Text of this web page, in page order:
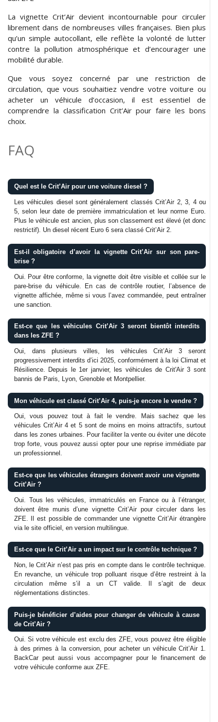
La vignette Crit’Air devient incontournable pour circuler
librement dans de nombreuses villes françaises. Bien plus
qu’un simple autocollant, elle reflète la volonté de lutter
contre la pollution atmosphérique et d’encourager une
mobilité durable.
Que vous soyez concerné par une restriction de
circulation, que vous souhaitiez vendre votre voiture ou
acheter un véhicule d’occasion, il est essentiel de
comprendre la classification Crit’Air pour faire les bons
choix.
FAQ
Quel est le Crit’Air pour une voiture diesel ?
Les véhicules diesel sont généralement classés Crit’Air 2, 3, 4 ou
5, selon leur date de première immatriculation et leur norme Euro.
Plus le véhicule est ancien, plus son classement est élevé (et donc
restrictif). Un diesel récent Euro 6 sera classé Crit’Air 2.
Est-il obligatoire d’avoir la vignette Crit’Air sur son pare-
brise ?
Oui. Pour être conforme, la vignette doit être visible et collée sur le
pare-brise du véhicule. En cas de contrôle routier, l’absence de
vignette affichée, même si vous l’avez commandée, peut entraîner
une sanction.
Est-ce que les véhicules Crit’Air 3 seront bientôt interdits
dans les ZFE ?
Oui, dans plusieurs villes, les véhicules Crit’Air 3 seront
progressivement interdits d’ici 2025, conformément à la loi Climat et
Résilience. Depuis le 1er janvier, les véhicules de Crit'Air 3 sont
bannis de Paris, Lyon, Grenoble et Montpellier.
Mon véhicule est classé Crit’Air 4, puis-je encore le vendre ?
Oui, vous pouvez tout à fait le vendre. Mais sachez que les
véhicules Crit’Air 4 et 5 sont de moins en moins attractifs, surtout
dans les zones urbaines. Pour faciliter la vente ou éviter une décote
trop forte, vous pouvez aussi opter pour une reprise immédiate par
un professionnel.
Est-ce que les véhicules étrangers doivent avoir une vignette
Crit’Air ?
Oui. Tous les véhicules, immatriculés en France ou à l’étranger,
doivent être munis d’une vignette Crit’Air pour circuler dans les
ZFE. Il est possible de commander une vignette Crit’Air étrangère
via le site officiel, en version multilingue.
Est-ce que le Crit’Air a un impact sur le contrôle technique ?
Non, le Crit’Air n’est pas pris en compte dans le contrôle technique.
En revanche, un véhicule trop polluant risque d’être restreint à la
circulation même s’il a un CT valide. Il s’agit de deux
réglementations distinctes.
Puis-je bénéficier d’aides pour changer de véhicule à cause
de Crit’Air ?
Oui. Si votre véhicule est exclu des ZFE, vous pouvez être éligible
à des primes à la conversion, pour acheter un véhicule Crit’Air 1.
BackCar peut aussi vous accompagner pour le financement de
votre véhicule conforme aux ZFE.